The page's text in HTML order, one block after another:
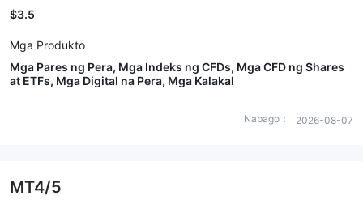
$3.5
Mga Produkto
Mga Pares ng Pera, Mga Indeks ng CFDs, Mga CFD ng Shares
at ETFs, Mga Digital na Pera, Mga Kalakal
Nabago： 2026-08-07
MT4/5